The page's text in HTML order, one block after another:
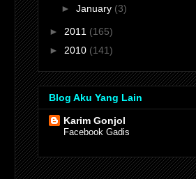
► January (3)
► 2011 (165)
► 2010 (141)
Blog Aku Yang Lain
Karim Gonjol
Facebook Gadis